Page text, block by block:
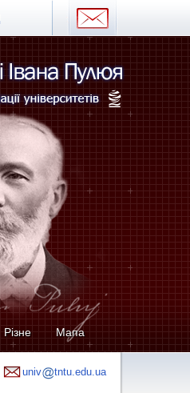
Різне Мапа
univ tntu.edu.ua